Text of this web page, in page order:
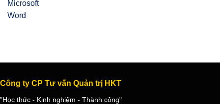
Công ty CP Tư vấn Quản trị HKT
"Học thức - Kinh nghiệm - Thành công"